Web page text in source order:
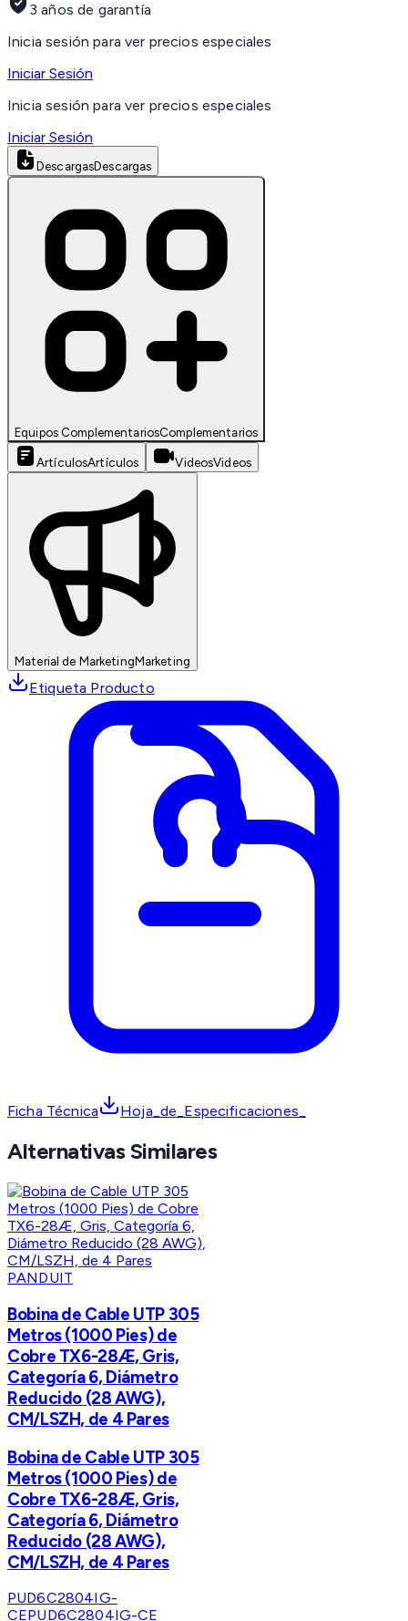
3 años de garantía
Inicia sesión para ver precios especiales
Iniciar Sesión
Inicia sesión para ver precios especiales
Iniciar Sesión
DescargasDescargas
Equipos ComplementariosComplementarios
ArtículosArtículos VideosVideos
Material de MarketingMarketing
Etiqueta Producto
Ficha Técnica Hoja_de_Especificaciones_
Alternativas Similares
PANDUIT
Bobina de Cable UTP 305
Metros (1000 Pies) de
Cobre TX6-28Æ, Gris,
Categoría 6, Diámetro
Reducido (28 AWG),
CM/LSZH, de 4 Pares
Bobina de Cable UTP 305
Metros (1000 Pies) de
Cobre TX6-28Æ, Gris,
Categoría 6, Diámetro
Reducido (28 AWG),
CM/LSZH, de 4 Pares
PUD6C2804IG-
CEPUD6C2804IG-CE